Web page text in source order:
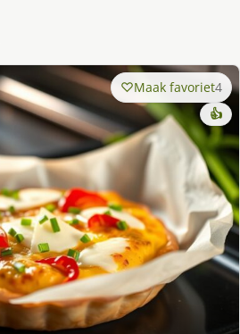
Maak favoriet4
👍